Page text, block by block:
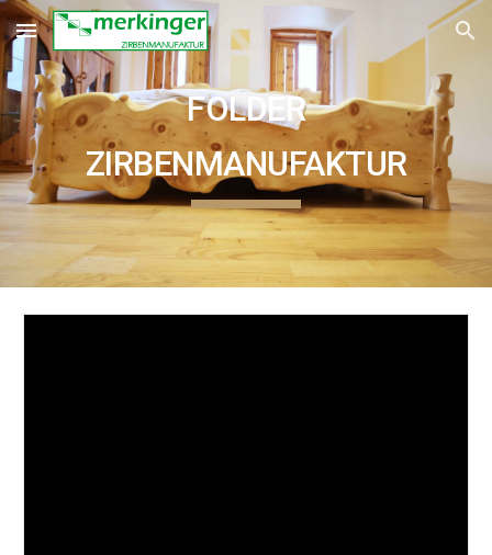
Skip to main content Skip to navigation
FOLDER
ZIRBENMANUFAKTUR